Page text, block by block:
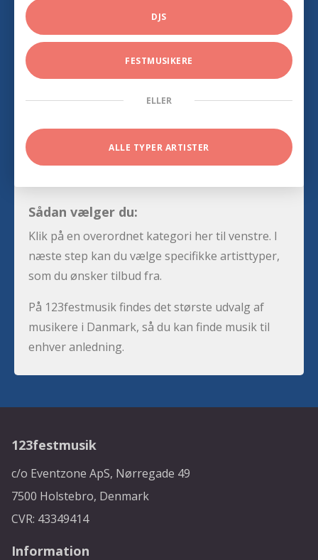
DJS
FESTMUSIKERE
ELLER
ALLE TYPER ARTISTER
Sådan vælger du:
Klik på en overordnet kategori her til venstre. I
næste step kan du vælge specifikke artisttyper,
som du ønsker tilbud fra.
På 123festmusik findes det største udvalg af
musikere i Danmark, så du kan finde musik til
enhver anledning.
123festmusik
c/o Eventzone ApS, Nørregade 49
7500 Holstebro, Denmark
CVR: 43349414
Information